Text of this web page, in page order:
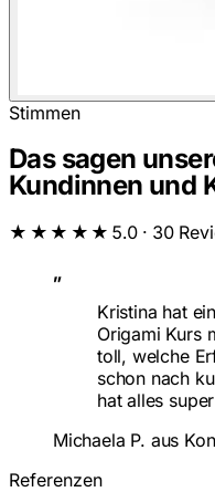
Stimmen
Das sagen
Kundinnen und
★★★★★ 5.0 · 30
„
Kristina hat
Origami Kurs
toll, welche
schon nach
hat alles
Michaela P. aus
Referenzen